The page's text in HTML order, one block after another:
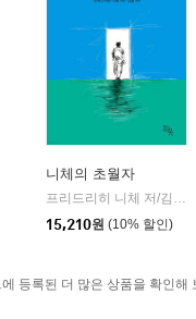
|
현대지성
니체의 초월자
프리드리히 니체 저/김철 편역
15,210원 (10% 할인)
등록된 더 많은 상품을 확인해